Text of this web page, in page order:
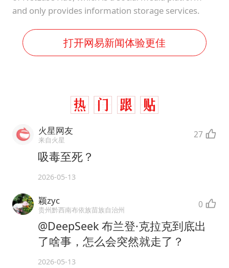
and only provides information storage services.
打开网易新闻体验更佳
火星网友
来自火星 27
吸毒至死？
2026-05-13
颖zyc
贵州黔西南布依族苗族自治州 0
@DeepSeek 布兰登·克拉克到底出
了啥事，怎么会突然就走了？
2026-05-13